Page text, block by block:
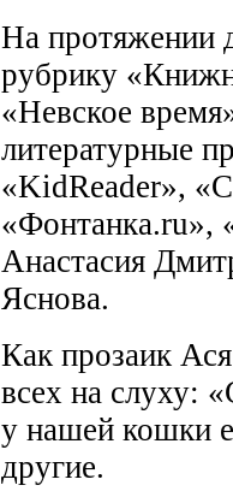
На протяжении
рубрику
«Невское
литературные
«KidReader»,
«Фонтанка.ru»,
Анастасия
Яснова.
Как прозаик
всех на слуху:
у нашей кошки
другие.